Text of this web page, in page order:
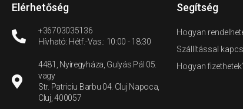
Elérhetőség
+36703035136
Hívható: Hétf.-Vas.: 10:00 - 18:30
4481, Nyíregyháza, Gulyás Pál 05.
vagy
Str. Patriciu Barbu 04. Cluj Napoca,
Cluj, 400057
Segítség
Hogyan
Szállítással
Hogyan